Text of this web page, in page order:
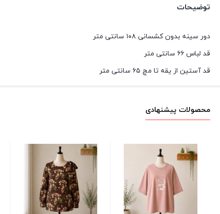
توضیحات
دور سینه بدون کشسانی ۱۰۸ سانتی متر
قد لباس ۶۶ سانتی متر
قد آستین از یقه تا مچ ۶۵ سانتی متر
محصولات پیشنهادی